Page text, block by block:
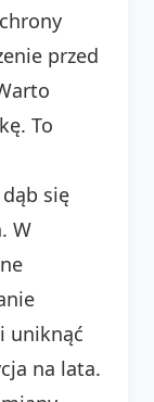
przed
To
się
W
uniknąć
na lata.